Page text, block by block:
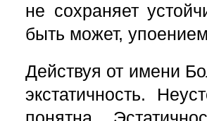
не сохраняет
быть может,
Действуя от имени
экстатичность.